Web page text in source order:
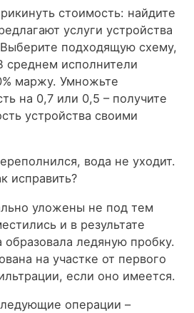
стоимость: найдите
услуги устройства
подходящую схему,
среднем исполнители
маржу. Умножьте
на 0,7 или 0,5 – получите
устройства своими
вода не уходит.
исправить?
уложены не под тем
и в результате
образовала ледяную пробку.
на участке от первого
если оно имеется.
операции –